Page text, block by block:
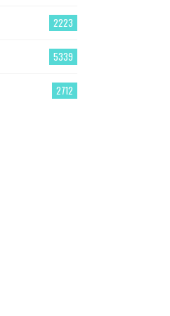
2223
5339
2712